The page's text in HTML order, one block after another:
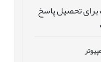
تحصيل پاسخ